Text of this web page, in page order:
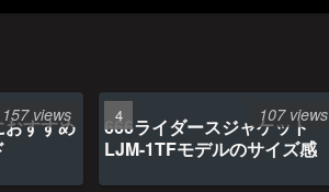
すすめ
157 views
666ライダースジャケット
LJM-1TFモデルのサイズ感
107 views